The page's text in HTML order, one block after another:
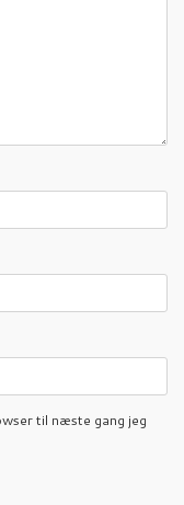
til næste gang jeg